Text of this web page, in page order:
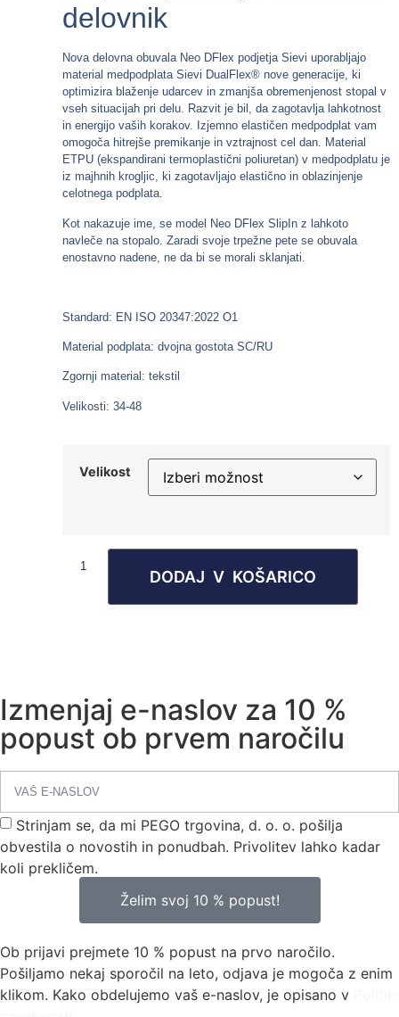
delovnik
Nova delovna obuvala Neo DFlex podjetja Sievi uporabljajo
material medpodplata Sievi DualFlex® nove generacije, ki
optimizira blaženje udarcev in zmanjša obremenjenost stopal v
vseh situacijah pri delu. Razvit je bil, da zagotavlja lahkotnost
in energijo vaših korakov. Izjemno elastičen medpodplat vam
omogoča hitrejše premikanje in vztrajnost cel dan. Material
ETPU (ekspandirani termoplastični poliuretan) v medpodplatu je
iz majhnih krogljic, ki zagotavljajo elastično in oblazinjenje
celotnega podplata.
Kot nakazuje ime, se model Neo DFlex SlipIn z lahkoto
navleče na stopalo. Zaradi svoje trpežne pete se obuvala
enostavno nadene, ne da bi se morali sklanjati.
Standard: EN ISO 20347:2022 O1
Material podplata: dvojna gostota SC/RU
Zgornji material: tekstil
Velikosti: 34-48
Velikost
DODAJ V KOŠARICO
Izmenjaj e-naslov za 10 %
popust ob prvem naročilu
Strinjam se, da mi PEGO trgovina, d. o. o. pošilja
obvestila o novostih in ponudbah. Privolitev lahko kadar
koli prekličem.
Želim svoj 10 % popust!
Ob prijavi prejmete 10 % popust na prvo naročilo.
Pošiljamo nekaj sporočil na leto, odjava je mogoča z enim
klikom. Kako obdelujemo vaš e-naslov, je opisano v